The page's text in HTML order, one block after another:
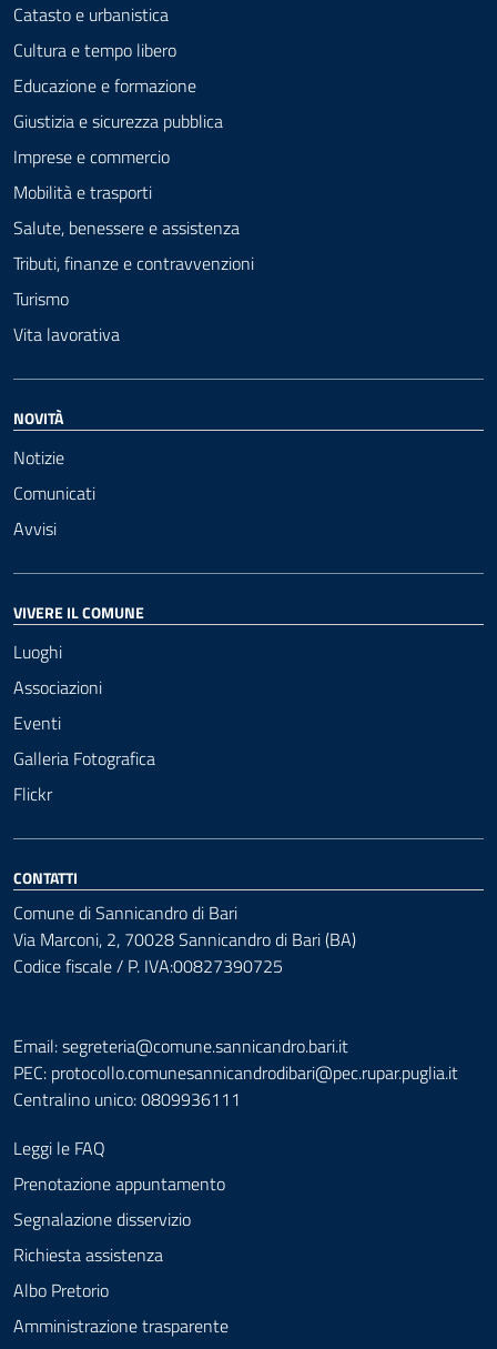
Catasto e urbanistica
Cultura e tempo libero
Educazione e formazione
Giustizia e sicurezza pubblica
Imprese e commercio
Mobilità e trasporti
Salute, benessere e assistenza
Tributi, finanze e contravvenzioni
Turismo
Vita lavorativa
NOVITÀ
Notizie
Comunicati
Avvisi
VIVERE IL COMUNE
Luoghi
Associazioni
Eventi
Galleria Fotografica
Flickr
CONTATTI
Comune di Sannicandro di Bari
Via Marconi, 2, 70028 Sannicandro di Bari (BA)
Codice fiscale / P. IVA:00827390725
Email: segreteria@comune.sannicandro.bari.it
PEC: protocollo.comunesannicandrodibari@pec.rupar.puglia.it
Centralino unico: 0809936111
Leggi le FAQ
Prenotazione appuntamento
Segnalazione disservizio
Richiesta assistenza
Albo Pretorio
Amministrazione trasparente